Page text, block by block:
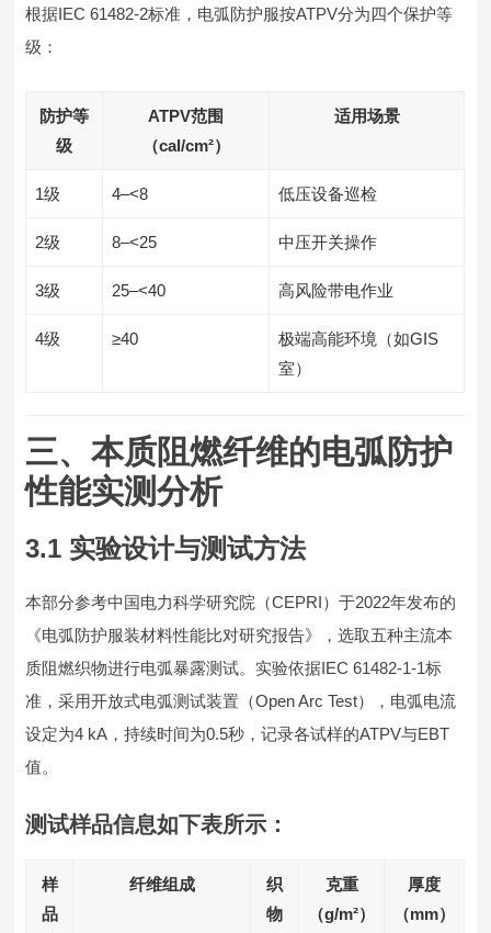
根据IEC 61482-2标准，电弧防护服按ATPV分为四个保护等
级：
防护等
级
ATPV范围
（cal/cm²）
适用场景
1级 4–<8 低压设备巡检
2级 8–<25 中压开关操作
3级 25–<40 高风险带电作业
4级 ≥40
极端高能环境（如GIS
室）
三、本质阻燃纤维的电弧防护
性能实测分析
3.1 实验设计与测试方法
本部分参考中国电力科学研究院（CEPRI）于2022年发布的
《电弧防护服装材料性能比对研究报告》，选取五种主流本
质阻燃织物进行电弧暴露测试。实验依据IEC 61482-1-1标
准，采用开放式电弧测试装置（Open Arc Test），电弧电流
设定为4 kA，持续时间为0.5秒，记录各试样的ATPV与EBT
值。
测试样品信息如下表所示：
样
品
纤维组成
织
物
克重
（g/m²）
厚度
（mm）